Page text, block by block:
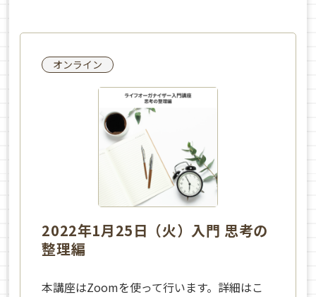
オンライン
2022年1月25日（火）入門 思考の
整理編
本講座はZoomを使って行います。詳細はこ